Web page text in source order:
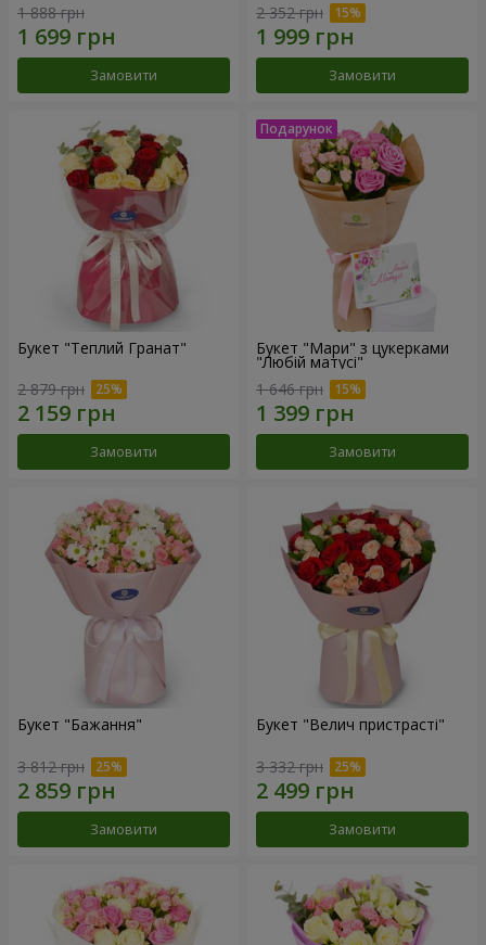
1 888 грн
Замовити
2 352 грн
Замовити
Букет "Теплий Гранат"
2 879 грн
Замовити
Букет "Мари" з цукерками
"Любій матусі"
1 646 грн
Замовити
Букет "Бажання"
3 812 грн
Замовити
Букет "Велич пристрасті"
3 332 грн
Замовити